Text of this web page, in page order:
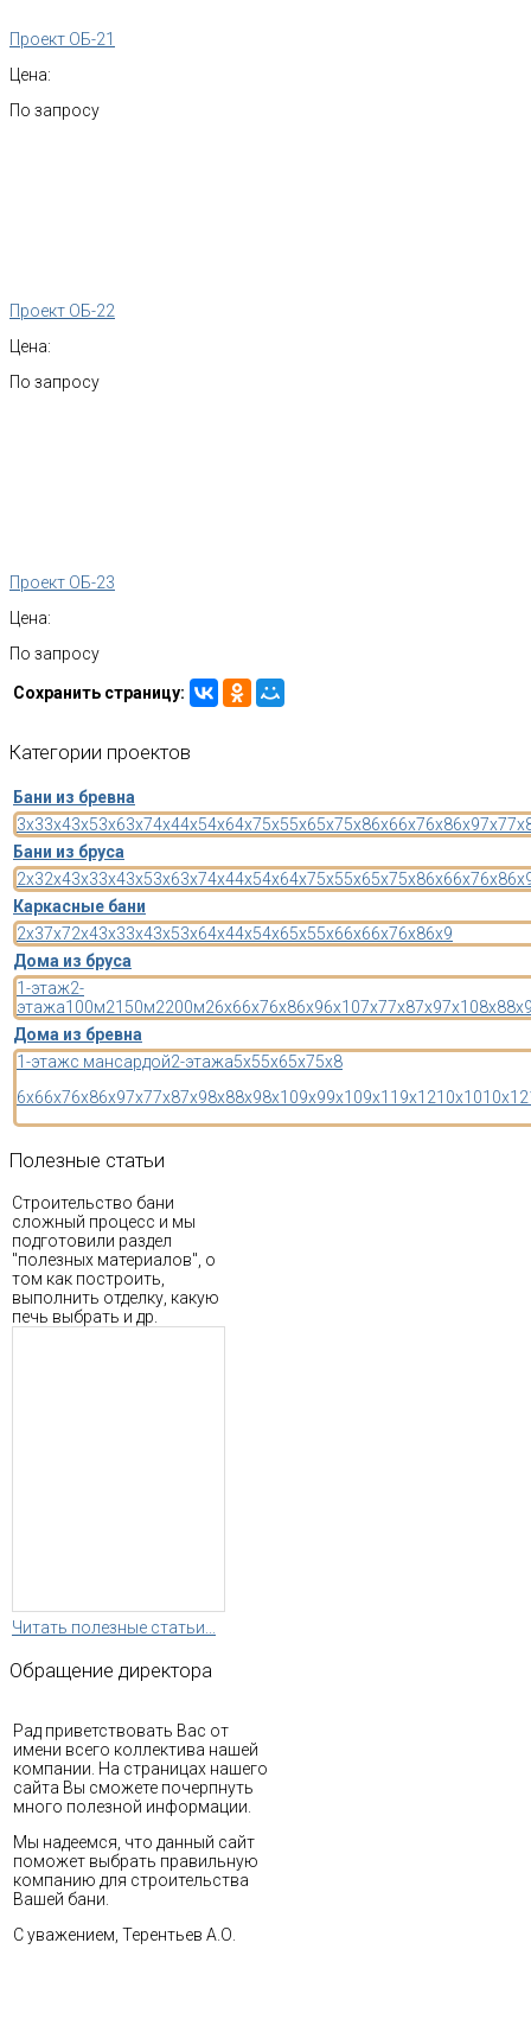
Проект ОБ-21
Цена:
По запросу
Проект ОБ-22
Цена:
По запросу
Проект ОБ-23
Цена:
По запросу
Сохранить страницу:
Категории проектов
Бани из бревна
3x33x43x53x63x74x44x54x64x75x55x65x75x86x66x76x86x97x7
Бани из бруса
2x32x43x33x43x53x63x74x44x54x64x75x55x65x75x86x66x76x8
Каркасные бани
2x37x72x43x33x43x53x64x44x54x65x55x66x66x76x86x9
Дома из бруса
1-этаж2-
этажа100м2150м2200м26x66x76x86x96x107x77x87x97x108x8
Дома из бревна
1-этажс мансардой2-этажа5x55x65x75x8
6x66x76x86x97x77x87x98x88x98x109x99x109x11 9x1210x1010x12
Полезные статьи
Строительство бани
сложный процесс и мы
подготовили раздел
"полезных материалов", о
том как построить,
выполнить отделку, какую
печь выбрать и др.
Читать полезные статьи...
Обращение директора
Рад приветствовать Вас от
имени всего коллектива нашей
компании. На страницах нашего
сайта Вы сможете почерпнуть
много полезной информации.
Мы надеемся, что данный сайт
поможет выбрать правильную
компанию для строительства
Вашей бани.
С уважением, Терентьев А.О.